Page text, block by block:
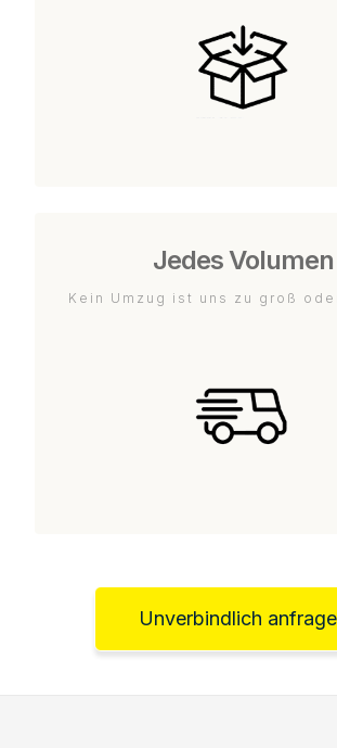
Jedes Volumen
Kein Umzug ist uns zu groß
Unverbindlich